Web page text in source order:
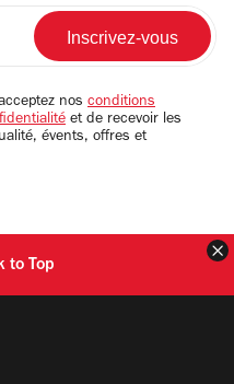
nos conditions
et de recevoir les
évents, offres et
to Top